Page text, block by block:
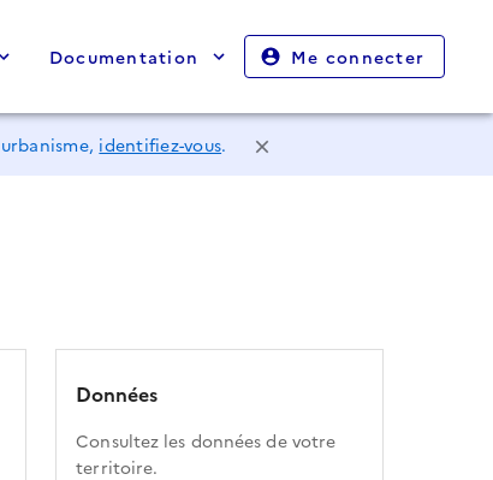
Documentation Me connecter
identifiez-vous.
Données
Consultez les données de votre
territoire.